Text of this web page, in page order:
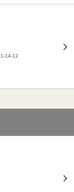
14-12